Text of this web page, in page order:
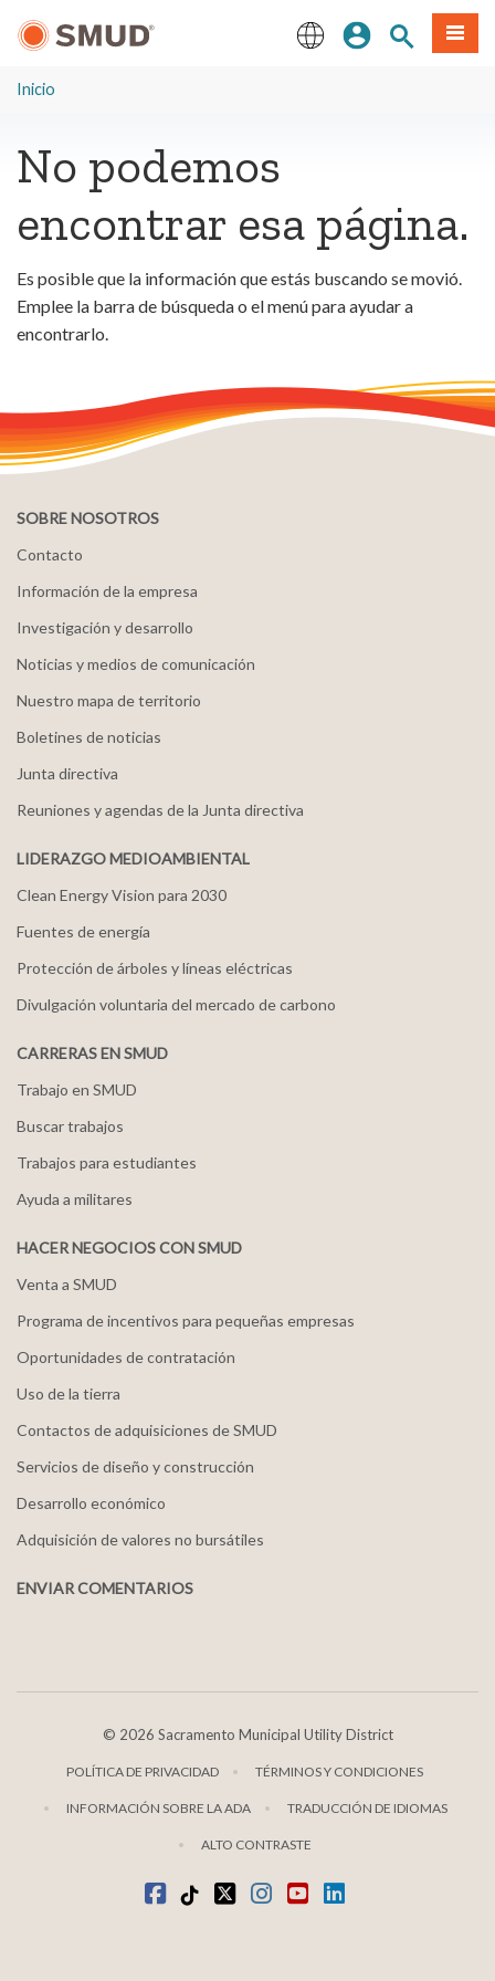
principal
Iniciar sesión
Buscar en
Menú
Inicio
No podemos
encontrar esa página.
Es posible que la información que estás buscando se movió.
Emplee la barra de búsqueda o el menú para ayudar a
encontrarlo.
SOBRE NOSOTROS
Contacto
Información de la empresa
Investigación y desarrollo
Noticias y medios de comunicación
Nuestro mapa de territorio
Boletines de noticias
Junta directiva
Reuniones y agendas de la Junta directiva
LIDERAZGO MEDIOAMBIENTAL
Clean Energy Vision para 2030
Fuentes de energía
Protección de árboles y líneas eléctricas
Divulgación voluntaria del mercado de carbono
CARRERAS EN SMUD
Trabajo en SMUD
Buscar trabajos
Trabajos para estudiantes
Ayuda a militares
HACER NEGOCIOS CON SMUD
Venta a SMUD
Programa de incentivos para pequeñas empresas
Oportunidades de contratación
Uso de la tierra
Contactos de adquisiciones de SMUD
Servicios de diseño y construcción
Desarrollo económico
Adquisición de valores no bursátiles
ENVIAR COMENTARIOS
© 2026 Sacramento Municipal Utility District
POLÍTICA DE PRIVACIDAD TÉRMINOS Y CONDICIONES
INFORMACIÓN SOBRE LA ADA TRADUCCIÓN DE IDIOMAS
ALTO CONTRASTE
Facebook
TikToktwitterInstagram
youtubeLinkedIn